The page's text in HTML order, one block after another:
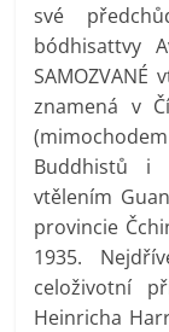
své
bódhisattvy
znamená v
Buddhistů i
vtělením
provincie
1935.
celoživotní
Heinricha